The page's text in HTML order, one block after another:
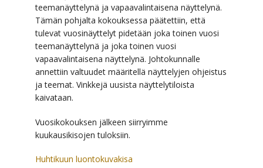
teemanäyttelynä ja vapaavalintaisena näyttelynä.
Tämän pohjalta kokouksessa päätettiin, että
tulevat vuosinäyttelyt pidetään joka toinen vuosi
teemanäyttelynä ja joka toinen vuosi
vapaavalintaisena näyttelynä. Johtokunnalle
annettiin valtuudet määritellä näyttelyjen ohjeistus
ja teemat. Vinkkejä uusista näyttelytiloista
kaivataan.
Vuosikokouksen jälkeen siirryimme
kuukausikisojen tuloksiin.
Huhtikuun luontokuvakisa